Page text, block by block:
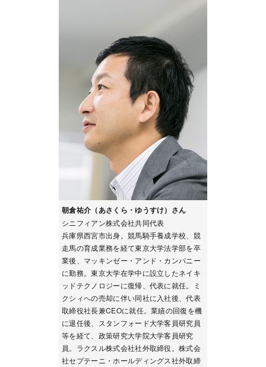
朝倉祐介（あさくら・ゆうすけ）さん
シニフィアン株式会社共同代表
兵庫県西宮市出身。競馬騎手養成学校、競
走馬の育成業務を経て東京大学法学部を卒
業後、マッキンゼー・アンド・カンパニー
に勤務。東京大学在学中に設立したネイキ
ッドテクノロジーに復帰、代表に就任。ミ
クシィへの売却に伴い同社に入社後、代表
取締役社長兼CEOに就任。業績の回復を機
に退任後、スタンフォード大学客員研究員
等を経て、政策研究大学院大学客員研究
員。ラクスル株式会社社外取締役。株式会
社セプテーニ・ホールディングス社外取締